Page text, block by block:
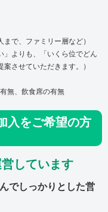
で、ファミリー層など）
」よりも、「いくら位でどん
させていただきます。）
無、飲食席の有無
入をご希望の方
しています
でしっかりとした営